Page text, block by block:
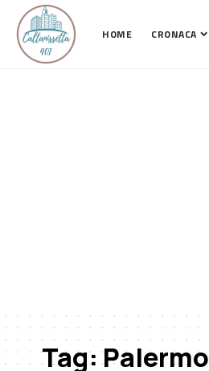
HOME CRONACA
Tag:Palermo